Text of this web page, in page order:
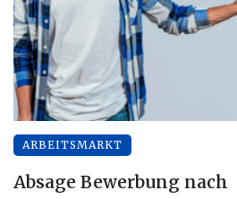
ARBEITSMARKT
Absage Bewerbung nach